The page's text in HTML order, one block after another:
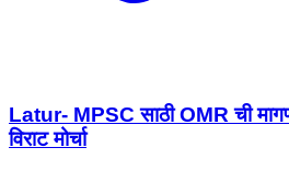
Latur- MPSC साठी OMR ची मागणी;
विराट मोर्चा